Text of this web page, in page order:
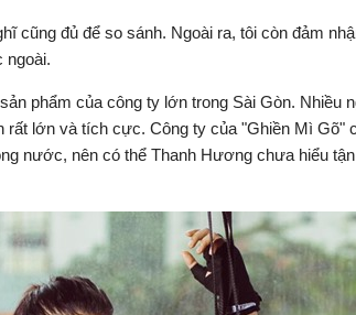
cũng đủ để so sánh. Ngoài ra, tôi còn đảm
ngoài.
phẩm của công ty lớn trong Sài Gòn. Nhiều
rất lớn và tích cực. Công ty của "Ghiền Mì Gõ"
nước, nên có thể Thanh Hương chưa hiểu